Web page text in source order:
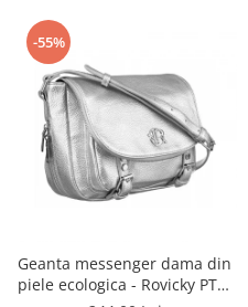
-55%
Geanta messenger dama din
piele ecologica - Rovicky PTR-